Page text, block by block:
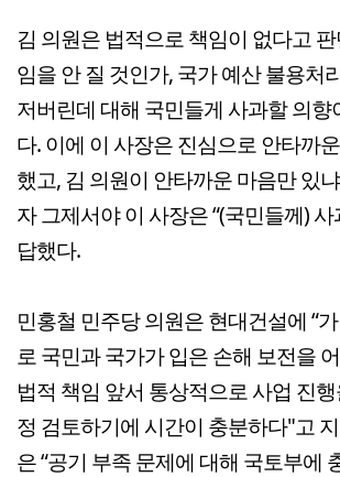
김 의원은 법적으로 책임이 없다고
임을 안 질 것인가, 국가 예산 불용처
저버린데 대해 국민들게 사과할 의향
다. 이에 이 사장은 진심으로 안타까
했고, 김 의원이 안타까운 마음만 있
자 그제서야 이 사장은 “(국민들께)
답했다.
민홍철 민주당 의원은 현대건설에 “
로 국민과 국가가 입은 손해 보전을
법적 책임 앞서 통상적으로 사업 진
정 검토하기에 시간이 충분하다"고
은 “공기 부족 문제에 대해 국토부에